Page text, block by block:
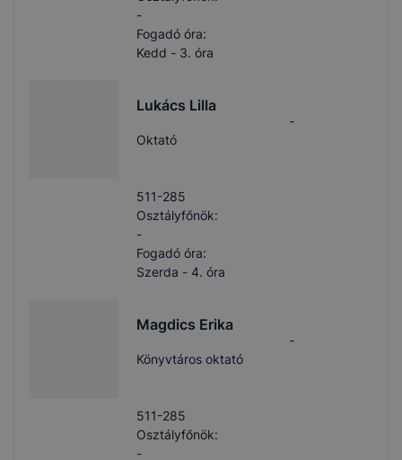
-
Fogadó óra:
Kedd - 3. óra
Lukács Lilla
Oktató
-
511-285
Osztályfőnök:
-
Fogadó óra:
Szerda - 4. óra
Magdics Erika
Könyvtáros oktató
-
511-285
Osztályfőnök:
-